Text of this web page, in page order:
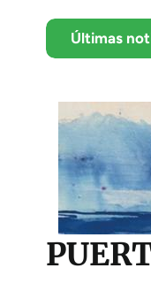
Últimas
35º aniversario